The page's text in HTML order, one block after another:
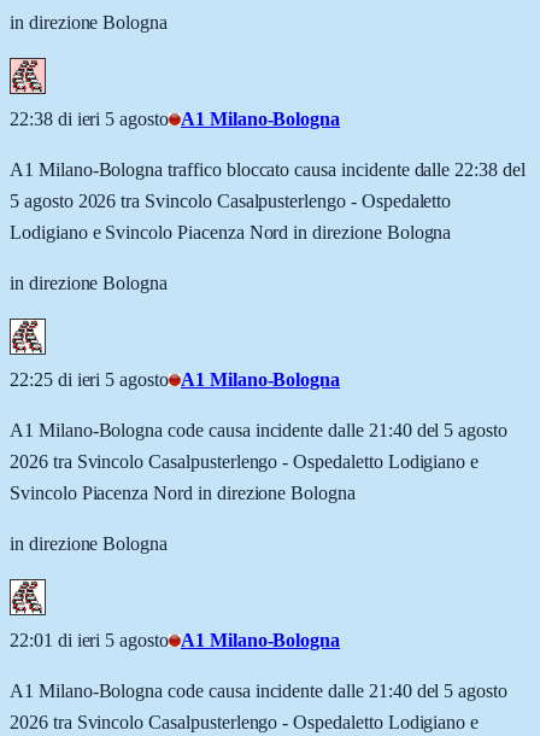
in direzione Bologna
22:38 di ieri 5 agosto A1 Milano-Bologna
A1 Milano-Bologna traffico bloccato causa incidente dalle 22:38 del
5 agosto 2026 tra Svincolo Casalpusterlengo - Ospedaletto
Lodigiano e Svincolo Piacenza Nord in direzione Bologna
in direzione Bologna
22:25 di ieri 5 agosto A1 Milano-Bologna
A1 Milano-Bologna code causa incidente dalle 21:40 del 5 agosto
2026 tra Svincolo Casalpusterlengo - Ospedaletto Lodigiano e
Svincolo Piacenza Nord in direzione Bologna
in direzione Bologna
22:01 di ieri 5 agosto A1 Milano-Bologna
A1 Milano-Bologna code causa incidente dalle 21:40 del 5 agosto
2026 tra Svincolo Casalpusterlengo - Ospedaletto Lodigiano e